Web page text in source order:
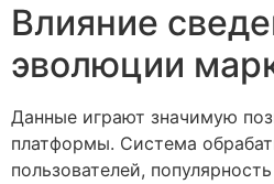
Влияние
эволюции
Данные играют значимую
платформы. Система
пользователей,